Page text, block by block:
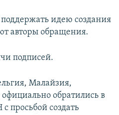
идею создания
авторы обращения.
подписей.
Малайзия,
обратились в
просьбой создать